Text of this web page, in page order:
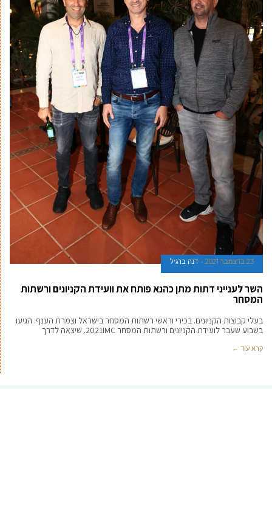
23 בדצמבר 2021 דנה ברגיל
השר לענייני דתות מתן כהנא פותח את וועידת הקניונים ורשתות
המסחר
בעלי קבוצות הקניונים. בכירי וראשי רשתות המסחר בישראל וצמרת הענף. הגיעו
בשבוע שעבר לועידת הקניונים ורשתות המסחר 2021IMC. שיצאה לדרך
קרא עוד ←